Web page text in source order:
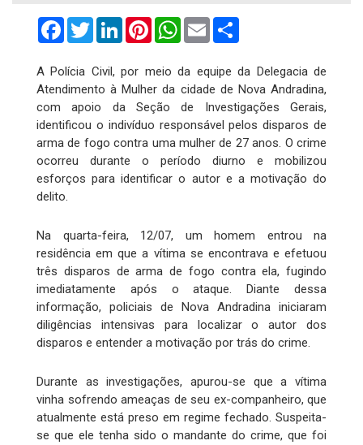
FacebookTwitterLinkedInPinterestWhatsApp
Email
A Polícia Civil, por meio da equipe da Delegacia de
Atendimento à Mulher da cidade de Nova Andradina,
com apoio da Seção de Investigações Gerais,
identificou o indivíduo responsável pelos disparos de
arma de fogo contra uma mulher de 27 anos. O crime
ocorreu durante o período diurno e mobilizou
esforços para identificar o autor e a motivação do
delito.
Na quarta-feira, 12/07, um homem entrou na
residência em que a vítima se encontrava e efetuou
três disparos de arma de fogo contra ela, fugindo
imediatamente após o ataque. Diante dessa
informação, policiais de Nova Andradina iniciaram
diligências intensivas para localizar o autor dos
disparos e entender a motivação por trás do crime.
Durante as investigações, apurou-se que a vítima
vinha sofrendo ameaças de seu ex-companheiro, que
atualmente está preso em regime fechado. Suspeita-
se que ele tenha sido o mandante do crime, que foi